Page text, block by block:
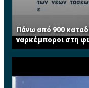
Πάνω από 900
ναρκέμποροι στη